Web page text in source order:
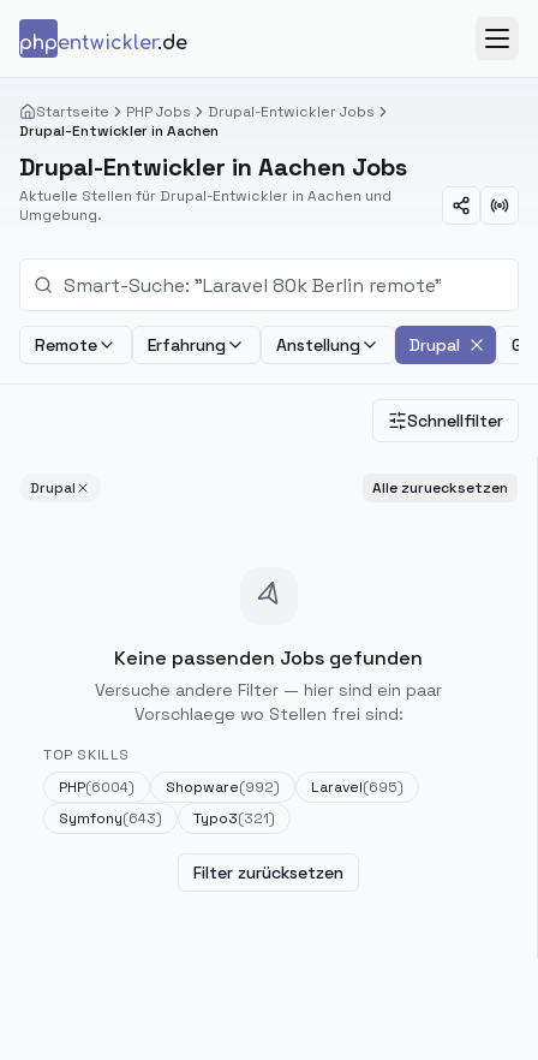
phpentwickler.de
Startseite PHP Jobs
Drupal-Entwickler Jobs
Drupal-Entwickler in Aachen
Drupal-Entwickler in Aachen Jobs
Aktuelle Stellen für Drupal-Entwickler in Aachen und
Umgebung.
Remote Erfahrung Anstellung Drupal
Schnellfilter
Drupal Alle zuruecksetzen
Keine passenden Jobs gefunden
Versuche andere Filter — hier sind ein paar
Vorschlaege wo Stellen frei sind:
TOP SKILLS
PHP(6004) Shopware(992) Laravel(695)
Symfony(643) Typo3(321)
Filter zurücksetzen